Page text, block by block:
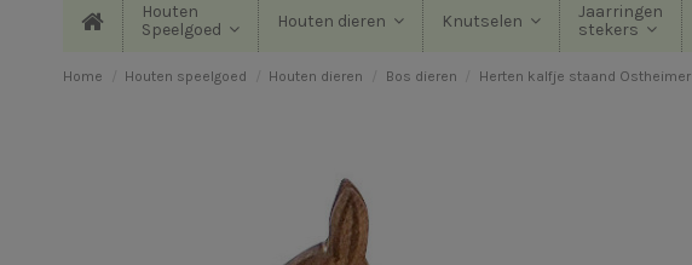
Houten
Speelgoed
Houten dieren Knutselen
Jaarringen
stekers
Home Houten speelgoed Houten dieren Bos dieren Herten kalfje staand Ostheimer